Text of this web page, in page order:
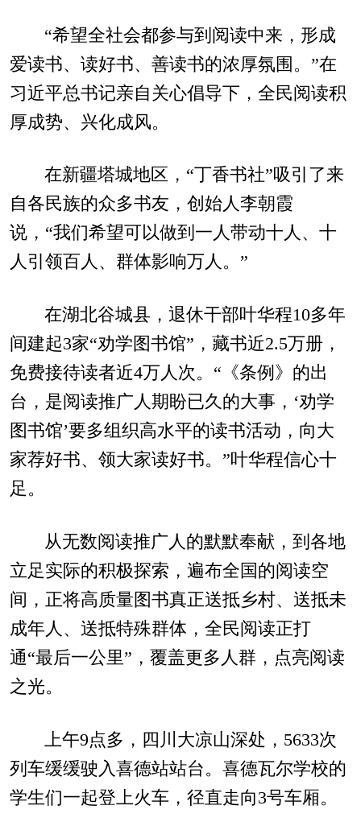
“希望全社会都参与到阅读中来，形成
爱读书、读好书、善读书的浓厚氛围。”在
习近平总书记亲自关心倡导下，全民阅读积
厚成势、兴化成风。
在新疆塔城地区，“丁香书社”吸引了来
自各民族的众多书友，创始人李朝霞
说，“我们希望可以做到一人带动十人、十
人引领百人、群体影响万人。”
在湖北谷城县，退休干部叶华程10多年
间建起3家“劝学图书馆”，藏书近2.5万册，
免费接待读者近4万人次。“《条例》的出
台，是阅读推广人期盼已久的大事，‘劝学
图书馆’要多组织高水平的读书活动，向大
家荐好书、领大家读好书。”叶华程信心十
足。
从无数阅读推广人的默默奉献，到各地
立足实际的积极探索，遍布全国的阅读空
间，正将高质量图书真正送抵乡村、送抵未
成年人、送抵特殊群体，全民阅读正打
通“最后一公里”，覆盖更多人群，点亮阅读
之光。
上午9点多，四川大凉山深处，5633次
列车缓缓驶入喜德站站台。喜德瓦尔学校的
学生们一起登上火车，径直走向3号车厢。